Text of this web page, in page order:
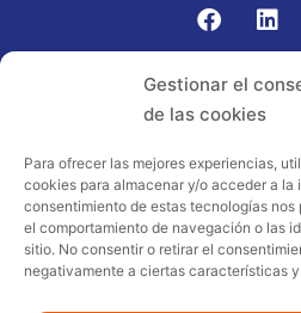
Gestionar el
de las cookies
Para ofrecer las mejores experiencias,
cookies para almacenar y/o acceder a la
consentimiento de estas tecnologías
el comportamiento de navegación o las
sitio. No consentir o retirar el
negativamente a ciertas características
Proyecto acogido al
incentivos ligados al
almacenamiento, con
renovables, así como a